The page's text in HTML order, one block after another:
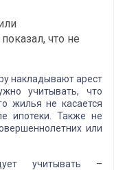
что не
накладывают арест
учитывать, что
жилья не касается
ипотеки. Также не
или
учитывать –